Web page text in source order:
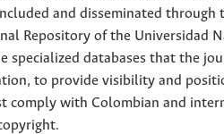
and disseminated through
Repository of the Universidad
specialized databases that the
to provide visibility and
comply with Colombian and